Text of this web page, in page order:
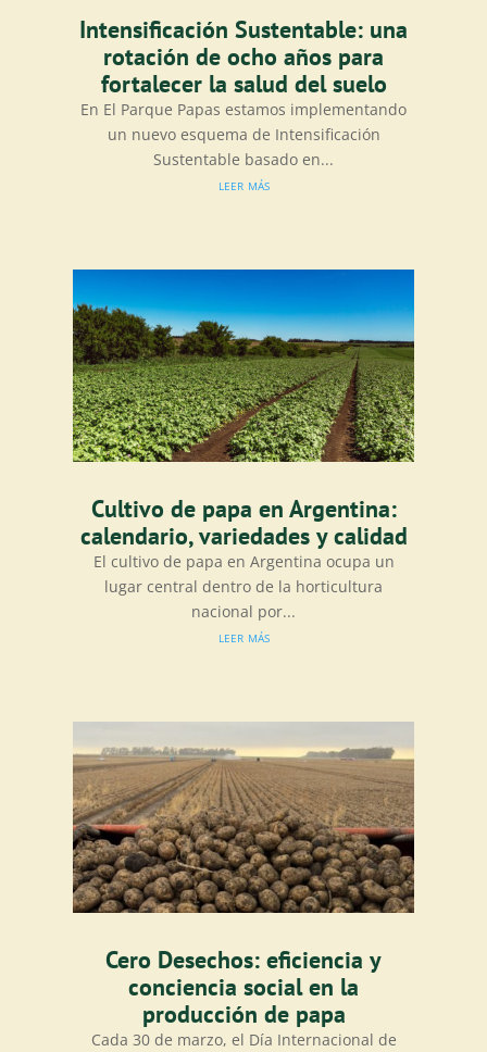
Intensificación Sustentable: una
rotación de ocho años para
fortalecer la salud del suelo
En El Parque Papas estamos implementando
un nuevo esquema de Intensificación
Sustentable basado en...
leer más
Cultivo de papa en Argentina:
calendario, variedades y calidad
El cultivo de papa en Argentina ocupa un
lugar central dentro de la horticultura
nacional por...
leer más
Cero Desechos: eficiencia y
conciencia social en la
producción de papa
Cada 30 de marzo, el Día Internacional de